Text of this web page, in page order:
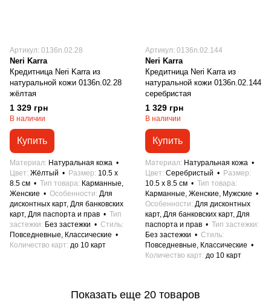
Артикул: 0136n.02.28
Neri Karra
Кредитница Neri Karra из
натуральной кожи 0136n.02.28
жёлтая
1 329 грн
В наличии
Купить
Материал
Натуральная кожа
Цвет Жёлтый Размер 10.5 x
8.5 см
Тип товара Карманные,
Женские
Особенности Для
дисконтных карт, Для банковских
карт, Для паспорта и прав
Тип
застежки
Без застежки
Стиль
Повседневные, Классические
Количество карт до 10 карт
Артикул: 0136n.02.144
Neri Karra
Кредитница Neri Karra из
натуральной кожи 0136n.02.144
серебристая
1 329 грн
В наличии
Купить
Материал
Натуральная кожа
Цвет Серебристый
Размер
10.5 x 8.5 см
Тип товара
Карманные, Женские, Мужские
Особенности Для дисконтных
карт, Для банковских карт, Для
паспорта и прав
Тип застежки
Без застежки
Стиль
Повседневные, Классические
Количество карт до 10 карт
Показать еще 20 товаров